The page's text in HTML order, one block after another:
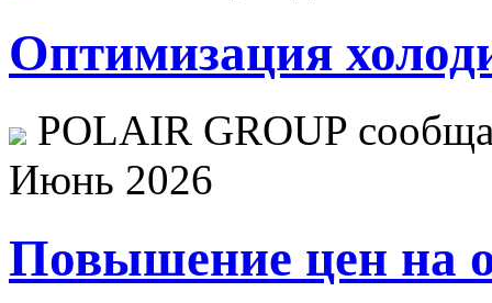
Оптимизация
POLAIR GROUP
Июнь 2026
Повышение цен на